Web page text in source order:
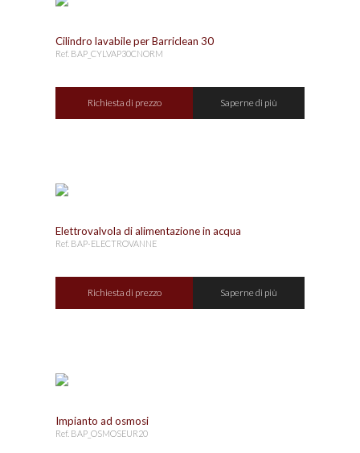
Cilindro lavabile per Barriclean 30
Ref. BAP_CYLVAP30CNORM
Richiesta di prezzo Saperne di più
Elettrovalvola di alimentazione in acqua
Ref. BAP-ELECTROVANNE
Richiesta di prezzo Saperne di più
Impianto ad osmosi
Ref. BAP_OSMOSEUR20